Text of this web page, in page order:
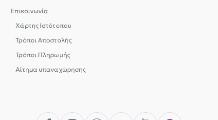
Επικοινωνία
Χάρτης Ιστότοπου
Τρόποι Αποστολής
Τρόποι Πληρωμής
Αίτημα υπαναχώρησης